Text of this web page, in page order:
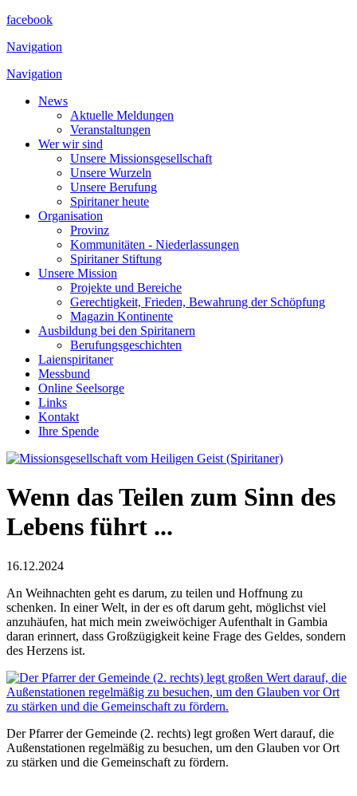
facebook
Navigation
Navigation
News
Aktuelle Meldungen
Veranstaltungen
Wer wir sind
Unsere Missionsgesellschaft
Unsere Wurzeln
Unsere Berufung
Spiritaner heute
Organisation
Provinz
Kommunitäten - Niederlassungen
Spiritaner Stiftung
Unsere Mission
Projekte und Bereiche
Gerechtigkeit, Frieden, Bewahrung der Schöpfung
Magazin Kontinente
Ausbildung bei den Spiritanern
Berufungsgeschichten
Laienspiritaner
Messbund
Online Seelsorge
Links
Kontakt
Ihre Spende
Wenn das Teilen zum Sinn des
Lebens führt ...
16.12.2024
An Weihnachten geht es darum, zu teilen und Hoffnung zu
schenken. In einer Welt, in der es oft darum geht, möglichst viel
anzuhäufen, hat mich mein zweiwöchiger Aufenthalt in Gambia
daran erinnert, dass Großzügigkeit keine Frage des Geldes, sondern
des Herzens ist.
Der Pfarrer der Gemeinde (2. rechts) legt großen Wert darauf, die
Außenstationen regelmäßig zu besuchen, um den Glauben vor Ort
zu stärken und die Gemeinschaft zu fördern.